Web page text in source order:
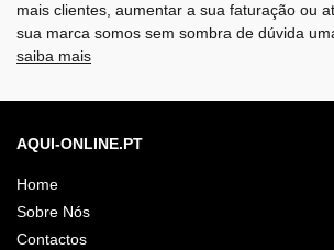
mais clientes, aumentar a sua faturação ou
sua marca somos sem sombra de dúvida
saiba mais
AQUI-ONLINE.PT
Home
Sobre Nós
Contactos